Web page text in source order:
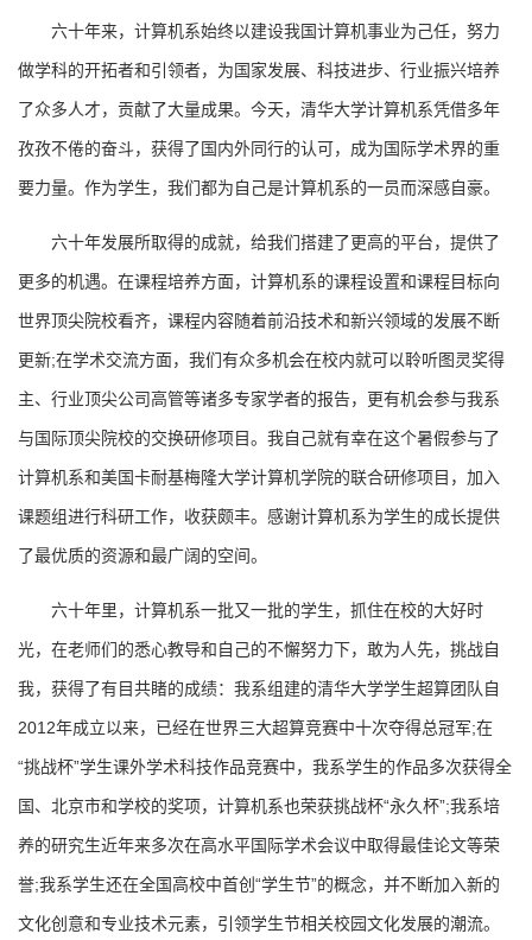
六十年来，计算机系始终以建设我国计算机事业为己任，努力
做学科的开拓者和引领者，为国家发展、科技进步、行业振兴培养
了众多人才，贡献了大量成果。今天，清华大学计算机系凭借多年
孜孜不倦的奋斗，获得了国内外同行的认可，成为国际学术界的重
要力量。作为学生，我们都为自己是计算机系的一员而深感自豪。
六十年发展所取得的成就，给我们搭建了更高的平台，提供了
更多的机遇。在课程培养方面，计算机系的课程设置和课程目标向
世界顶尖院校看齐，课程内容随着前沿技术和新兴领域的发展不断
更新;在学术交流方面，我们有众多机会在校内就可以聆听图灵奖得
主、行业顶尖公司高管等诸多专家学者的报告，更有机会参与我系
与国际顶尖院校的交换研修项目。我自己就有幸在这个暑假参与了
计算机系和美国卡耐基梅隆大学计算机学院的联合研修项目，加入
课题组进行科研工作，收获颇丰。感谢计算机系为学生的成长提供
了最优质的资源和最广阔的空间。
六十年里，计算机系一批又一批的学生，抓住在校的大好时
光，在老师们的悉心教导和自己的不懈努力下，敢为人先，挑战自
我，获得了有目共睹的成绩：我系组建的清华大学学生超算团队自
2012年成立以来，已经在世界三大超算竞赛中十次夺得总冠军;在
“挑战杯”学生课外学术科技作品竞赛中，我系学生的作品多次获得全
国、北京市和学校的奖项，计算机系也荣获挑战杯“永久杯”;我系培
养的研究生近年来多次在高水平国际学术会议中取得最佳论文等荣
誉;我系学生还在全国高校中首创“学生节”的概念，并不断加入新的
文化创意和专业技术元素，引领学生节相关校园文化发展的潮流。